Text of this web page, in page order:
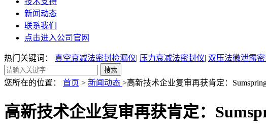
新闻动态
联系我们
点击进入公司官网
热门关键词： 真空衰减法密封检漏仪| 压力衰减法密封仪| 双压法微泄露
您所在的位置： 首页 > 新闻动态 >高新技术企业复审再获肯定：
高新技术企业复审再获肯定：